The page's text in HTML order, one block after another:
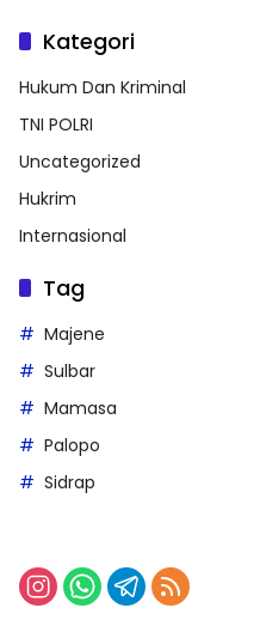
Kategori
Hukum Dan Kriminal
TNI POLRI
Uncategorized
Hukrim
Internasional
Tag
Majene
Sulbar
Mamasa
Palopo
Sidrap